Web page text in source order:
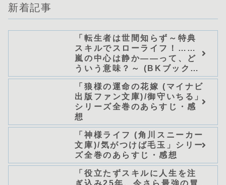
新着記事
「転生者は世間知らず～特典
スキルでスローライフ！……
嵐の中心は静か――って、ど
ういう意味？～ (BKブック
ス)/唖鳴蝉」シリーズ全巻のあ
らすじ・感想
「狼様の運命の花嫁 (マイナビ
出版ファン文庫)/御守いちる」
シリーズ全巻のあらすじ・感
想
「神様ライフ (角川スニーカー
文庫)/気がつけば毛玉」シリー
ズ全巻のあらすじ・感想
「役立たずスキルに人生を注